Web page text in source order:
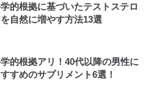
的根拠に基づいたテストステロ
自然に増やす方法13選
的根拠アリ！40代以降の男性に
すめのサプリメント6選！